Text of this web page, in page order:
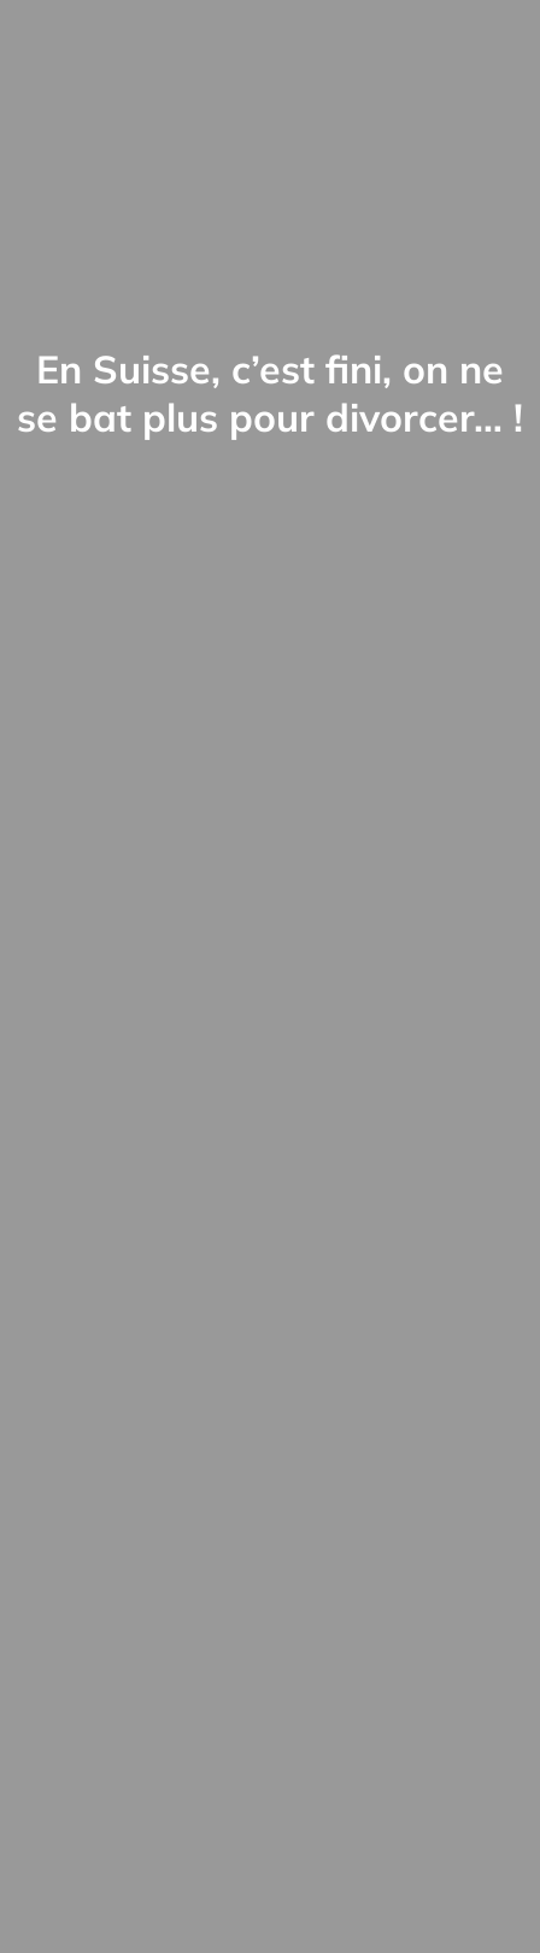
En Suisse, c’est fini, on ne
se bat plus pour divorcer… !